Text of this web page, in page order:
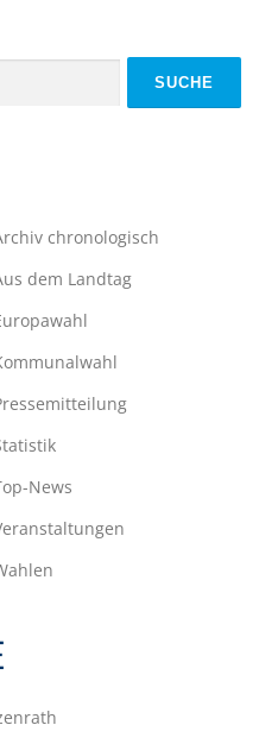
chronologisch
dem Landtag
News